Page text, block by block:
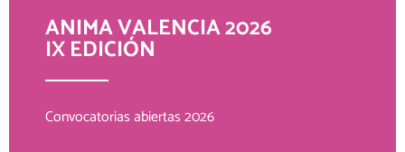
ANIMA VALENCIA 2026
IX EDICIÓN
Convocatorias abiertas 2026